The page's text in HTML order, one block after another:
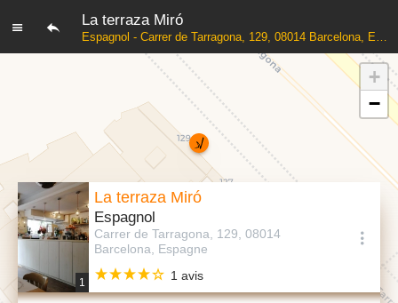
La terraza Miró
Espagnol - Carrer de Tarragona, 129, 08014 Barcelona, Espagne
1
La terraza Miró
Espagnol
Carrer de Tarragona, 129, 08014
Barcelona, Espagne
1 avis
+
−